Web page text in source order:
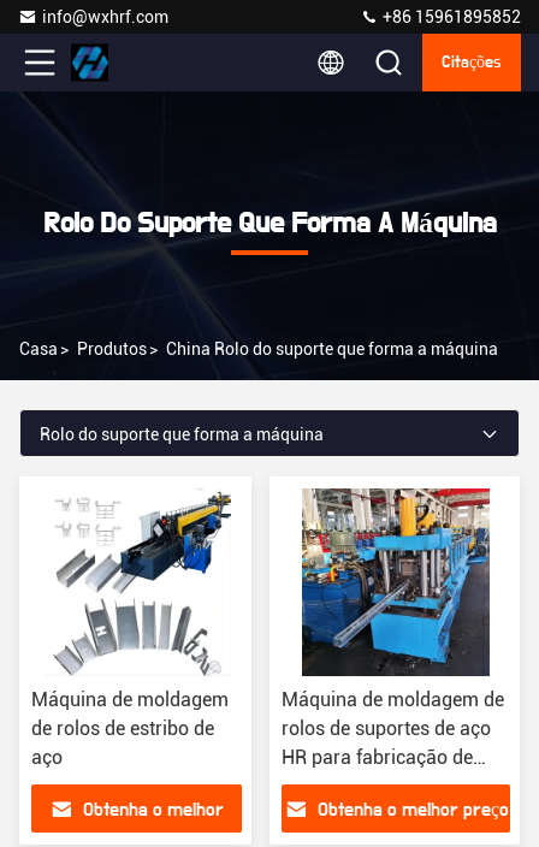
info@wxhrf.com +86 15961895852
Citações
Rolo Do Suporte Que Forma A Máquina
Casa > Produtos> China Rolo do suporte que forma a máquina
Rolo do suporte que forma a máquina
Máquina de moldagem
de rolos de estribo de
aço
Obtenha o melhor
Máquina de moldagem de
rolos de suportes de aço
HR para fabricação de
molduras de portas
Obtenha o melhor preço